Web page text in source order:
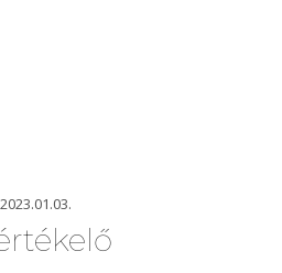
2023.01.03.